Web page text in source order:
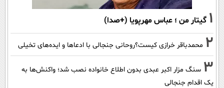
1 گیتار من ؛ عباس مهرپویا (+صدا)
2 محمدباقر خرازی کیست؟روحانی جنجالی با ادعاها و ایده‌های تخیلی
3 سنگ مزار اکبر عبدی بدون اطلاع خانواده نصب شد؛ واکنش‌ها به
یک اقدام جنجالی